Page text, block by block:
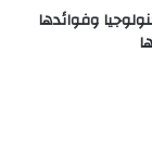
وفوائدها